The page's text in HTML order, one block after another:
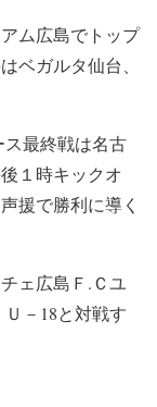
ム広島でトップ
ベガルタ仙台、
最終戦は名古
１時キックオ
援で勝利に導く
ェ広島Ｆ.Ｃユ
－18と対戦す